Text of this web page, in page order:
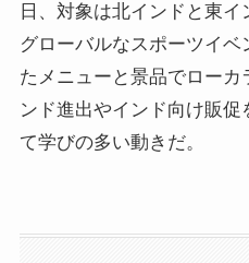
日、対象は北インドと東イ
グローバルなスポーツイ
たメニューと景品でローカ
ンド進出やインド向け販
て学びの多い動きだ。